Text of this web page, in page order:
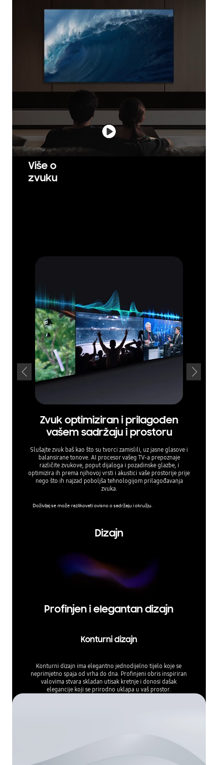
Više o
zvuku
Zvuk optimiziran i prilagođen
vašem sadržaju i prostoru
Slušajte zvuk baš kao što su tvorci zamislili, uz jasne glasove i
balansirane tonove. AI procesor vašeg TV-a prepoznaje
različite zvukove, poput dijaloga i pozadinske glazbe, i
optimizira ih prema njihovoj vrsti i akustici vaše prostorije prije
nego što ih najzad poboljša tehnologijom prilagođavanja
zvuka.
Doživljaj se može razlikovati ovisno o sadržaju i okružju.
Dizajn
Profinjen i elegantan dizajn
Konturni dizajn
Konturni dizajn ima elegantno jednodijelno tijelo koje se
neprimjetno spaja od vrha do dna. Profinjeni obris inspiriran
valovima stvara skladan utisak kretnje i donosi dašak
elegancije koji se prirodno uklapa u vaš prostor.